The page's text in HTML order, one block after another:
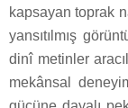
kapsayan toprak
yansıtılmış
dinî metinler
mekânsal